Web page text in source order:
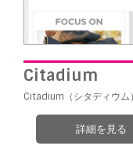
Citadium
Citadium（シタディウ
詳細を見る